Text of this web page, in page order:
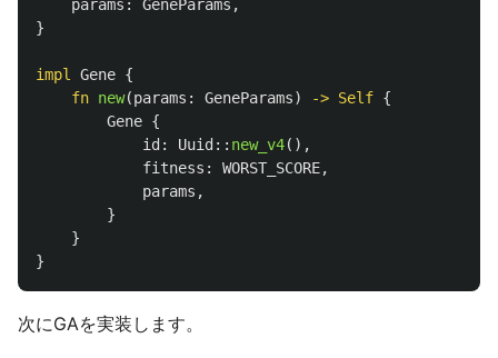
params : GeneParams ,
}
impl Gene {
fn new(params : GeneParams) -> Self {
Gene {
id: Uuid:: new_v4(),
fitness : WORST_SCORE,
params ,
}
}
}
次にGAを実装します。